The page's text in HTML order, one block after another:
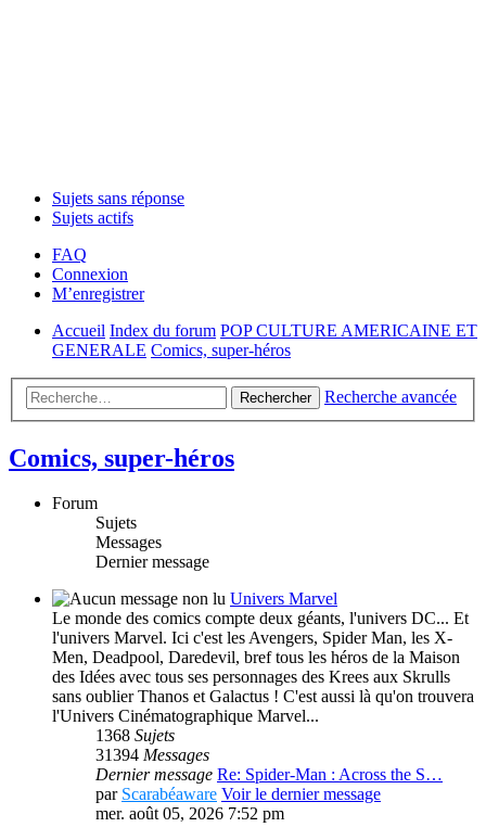
Sujets sans réponse
Sujets actifs
FAQ
Connexion
M’enregistrer
Accueil Index du forum POP CULTURE AMERICAINE ET
GENERALE Comics, super-héros
Rechercher Recherche avancée
Comics, super-héros
Forum
Sujets
Messages
Dernier message
Univers Marvel
Le monde des comics compte deux géants, l'univers DC... Et
l'univers Marvel. Ici c'est les Avengers, Spider Man, les X-
Men, Deadpool, Daredevil, bref tous les héros de la Maison
des Idées avec tous ses personnages des Krees aux Skrulls
sans oublier Thanos et Galactus ! C'est aussi là qu'on trouvera
l'Univers Cinématographique Marvel...
1368 Sujets
31394 Messages
Dernier message Re: Spider-Man : Across the S…
par Scarabéaware Voir le dernier message
mer. août 05, 2026 7:52 pm